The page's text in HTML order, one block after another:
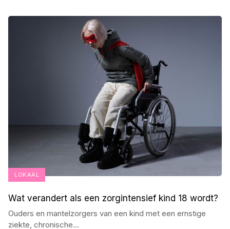
LOKAAL
Wat verandert als een zorgintensief kind 18 wordt?
Ouders en mantelzorgers van een kind met een ernstige
ziekte, chronische...